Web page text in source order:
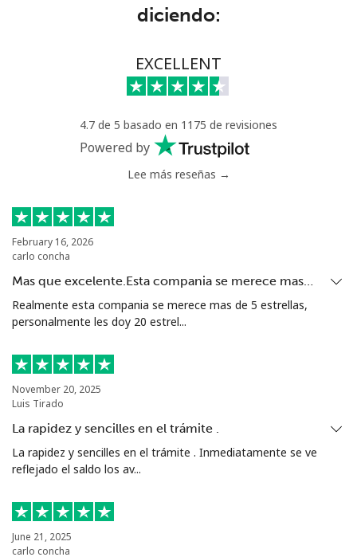
diciendo:
EXCELLENT
4.7 de 5 basado en 1175 de revisiones
Powered by
Lee más reseñas →
February 16, 2026
carlo concha
Mas que excelente.Esta compania se merece mas…
Realmente esta compania se merece mas de 5 estrellas,
personalmente les doy 20 estrel...
November 20, 2025
Luis Tirado
La rapidez y sencilles en el trámite .
La rapidez y sencilles en el trámite . Inmediatamente se ve
reflejado el saldo los av...
June 21, 2025
carlo concha